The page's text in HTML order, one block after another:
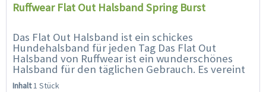
Ruffwear Flat Out Halsband Spring Burst
Das Flat Out Halsband ist ein schickes
Hundehalsband für jeden Tag Das Flat Out
Halsband von Ruffwear ist ein wunderschönes
Halsband für den täglichen Gebrauch. Es vereint
lebendige Farben und Muster mit der...
Inhalt1 Stück